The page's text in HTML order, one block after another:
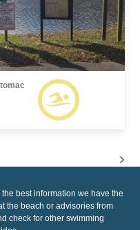
best information we have the
the beach or advisories from
check for other swimming